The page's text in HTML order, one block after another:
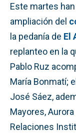
Este martes
ampliación del
la pedanía de El
replanteo en la
Pablo Ruz
María Bonmatí;
José Sáez,
Mayores,
Relaciones